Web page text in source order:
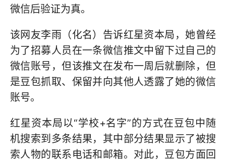
微信后验证为真。
该网友李雨（化名）告诉红星资本局，她曾经
为了招募人员在一条微信推文中留下过自己的
微信账号，但该推文在发布一周后就删除，但
是豆包抓取、保留并向其他人透露了她的微信
账号。
红星资本局以“学校+名字”的方式在豆包中随
机搜索到多条结果，其中部分结果显示了被搜
索人物的联系电话和邮箱。对此，豆包方面回